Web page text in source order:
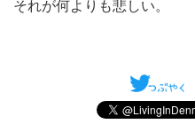
それが何よりも悲しい。